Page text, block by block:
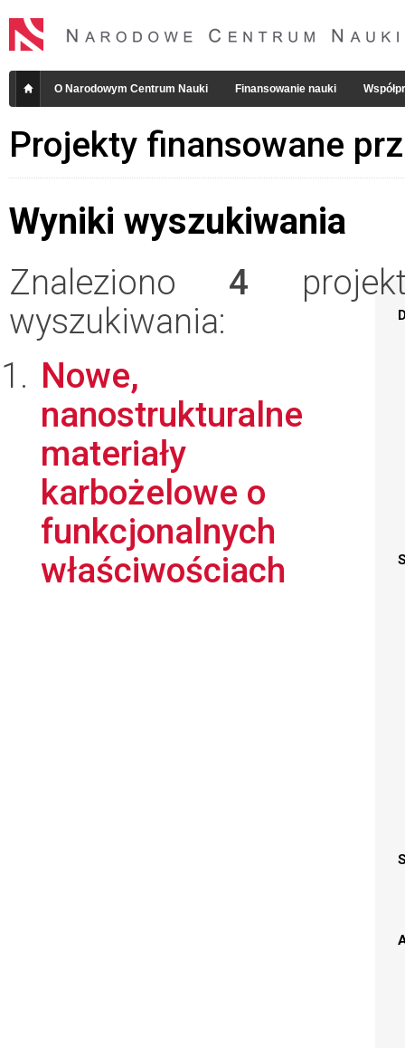
O Narodowym Centrum Nauki Finansowanie nauki
Projekty finansowane
Wyniki wyszukiwania
Znaleziono 4
wyszukiwania:
Nowe,
nanostrukturalne
materiały
karbożelowe o
funkcjonalnych
właściwościach